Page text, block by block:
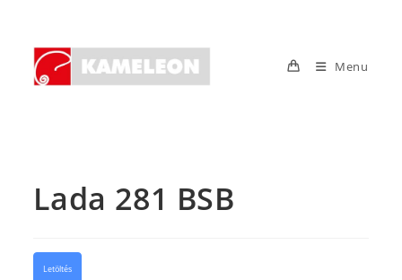
content
Menu
Lada 281 BSB
Letöltés